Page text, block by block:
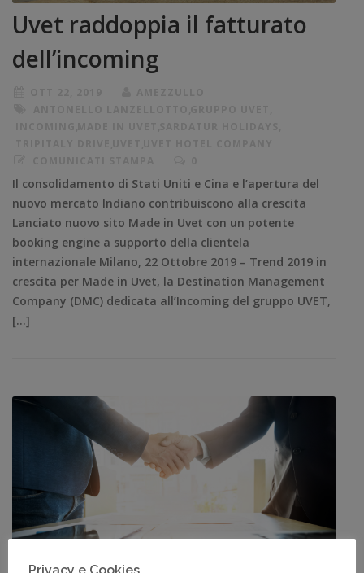
Uvet raddoppia il fatturato
dell’incoming
Il consolidamento di Stati Uniti e Cina e l’apertura del
nuovo mercato Indiano contribuiscono alla crescita
Lanciato nuovo sito Made in Uvet con un potente
booking engine a supporto della clientela
internazionale Milano, 22 Ottobre 2019 – Trend 2019 in
crescita per Made in Uvet, la Destination Management
Company (DMC) dedicata all’Incoming del gruppo UVET,
[…]